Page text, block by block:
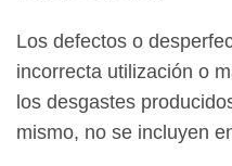
Los defectos o
incorrecta utilización o
los desgastes
mismo, no se incluyen